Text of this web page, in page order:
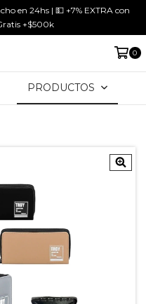
en 24hs | 💵 +7% EXTRA con
+$500k
0
PRODUCTOS